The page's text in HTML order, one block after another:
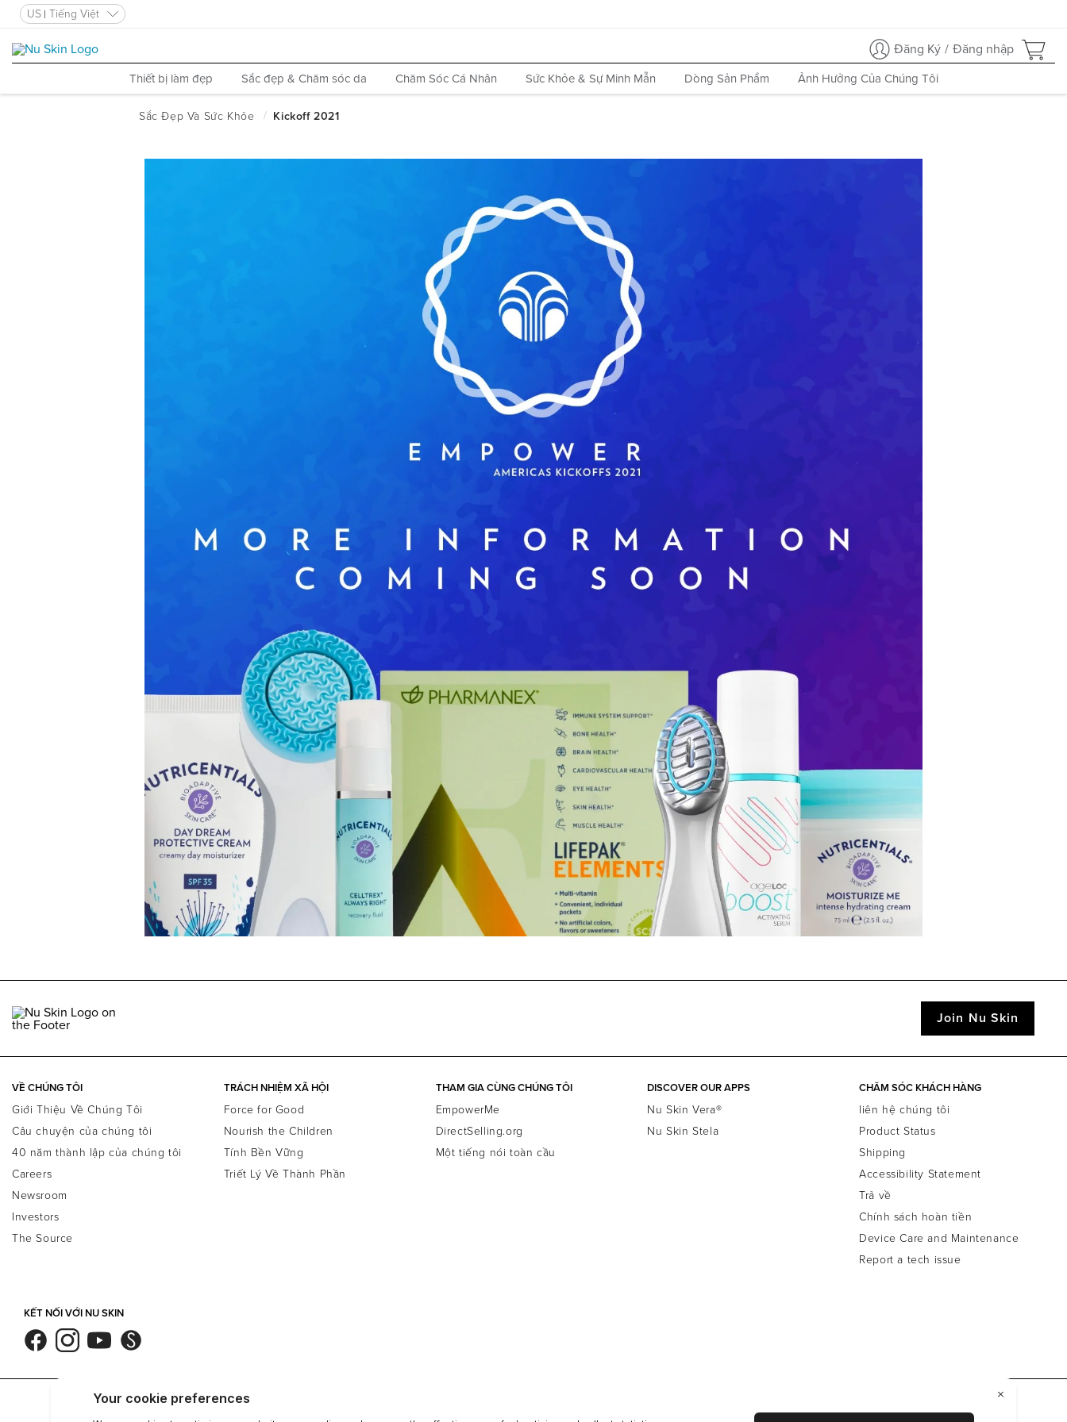
US Tiếng Việt
Đăng Ký / Đăng nhập
Thiết bị làm đẹp Sắc đẹp & Chăm sóc da Chăm Sóc Cá Nhân Sức Khỏe & Sự Minh Mẫn Dòng Sản Phẩm Ảnh Hưởng Của Chúng Tôi
Join Nu Skin
VỀ CHÚNG TÔI
Giới Thiệu Về Chúng Tôi
Câu chuyện của chúng tôi
40 năm thành lập của chúng tôi
Careers
Newsroom
Investors
The Source
TRÁCH NHIỆM XÃ HỘI
Force for Good
Nourish the Children
Tính Bền Vững
Triết Lý Về Thành Phần
THAM GIA CÙNG CHÚNG TÔI
EmpowerMe
DirectSelling.org
Một tiếng nói toàn cầu
DISCOVER OUR APPS
Nu Skin Vera®
Nu Skin Stela
CHĂM SÓC KHÁCH HÀNG
liên hệ chúng tôi
Product Status
Shipping
Accessibility Statement
Trả về
Chính sách hoàn tiền
Device Care and Maintenance
Report a tech issue
KẾT NỐI VỚI NU SKIN